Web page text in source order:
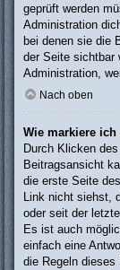
geprüft werden
Administration
bei denen sie die
der Seite sichtbar
Administration,
Nach oben
Wie markiere
Durch Klicken
Beitragsansicht
die erste Seite
Link nicht siehst,
oder seit der
Es ist auch
einfach eine
die Regeln